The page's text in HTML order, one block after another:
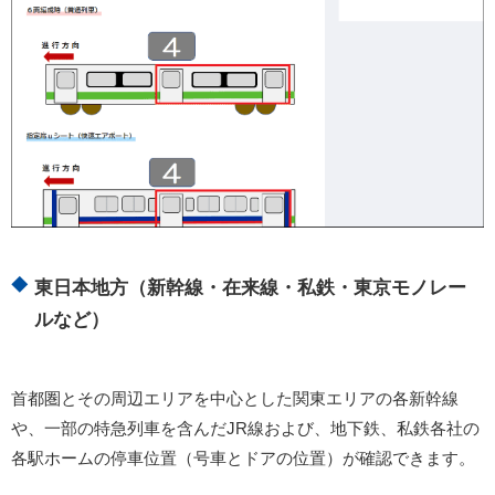
東日本地方（新幹線・在来線・私鉄・東京モノレー
ルなど）
首都圏とその周辺エリアを中心とした関東エリアの各新幹線
や、一部の特急列車を含んだJR線および、地下鉄、私鉄各社の
各駅ホームの停車位置（号車とドアの位置）が確認できます。